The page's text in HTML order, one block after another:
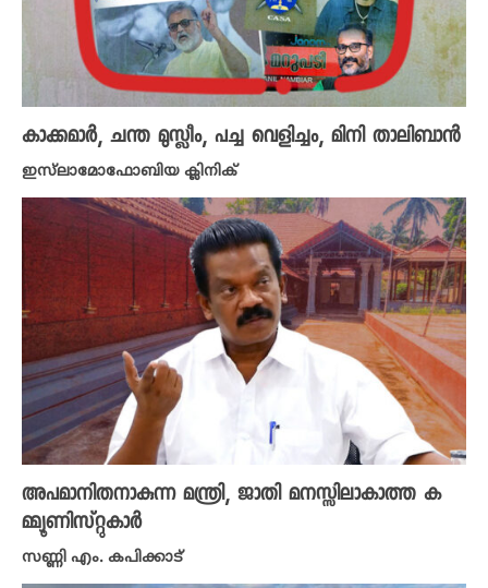
കാക്കമാർ, ചന്ത മുസ്ലീം, പച്ച വെളിച്ചം, മിനി താലിബാൻ
ഇസ്‌ലാമോഫോബിയ ക്ലിനിക്
അപമാനിതനാകുന്ന മന്ത്രി, ജാതി മനസ്സിലാകാത്ത ക
മ്മ്യൂണിസ്റ്റുകാർ
സണ്ണി എം. കപിക്കാട്